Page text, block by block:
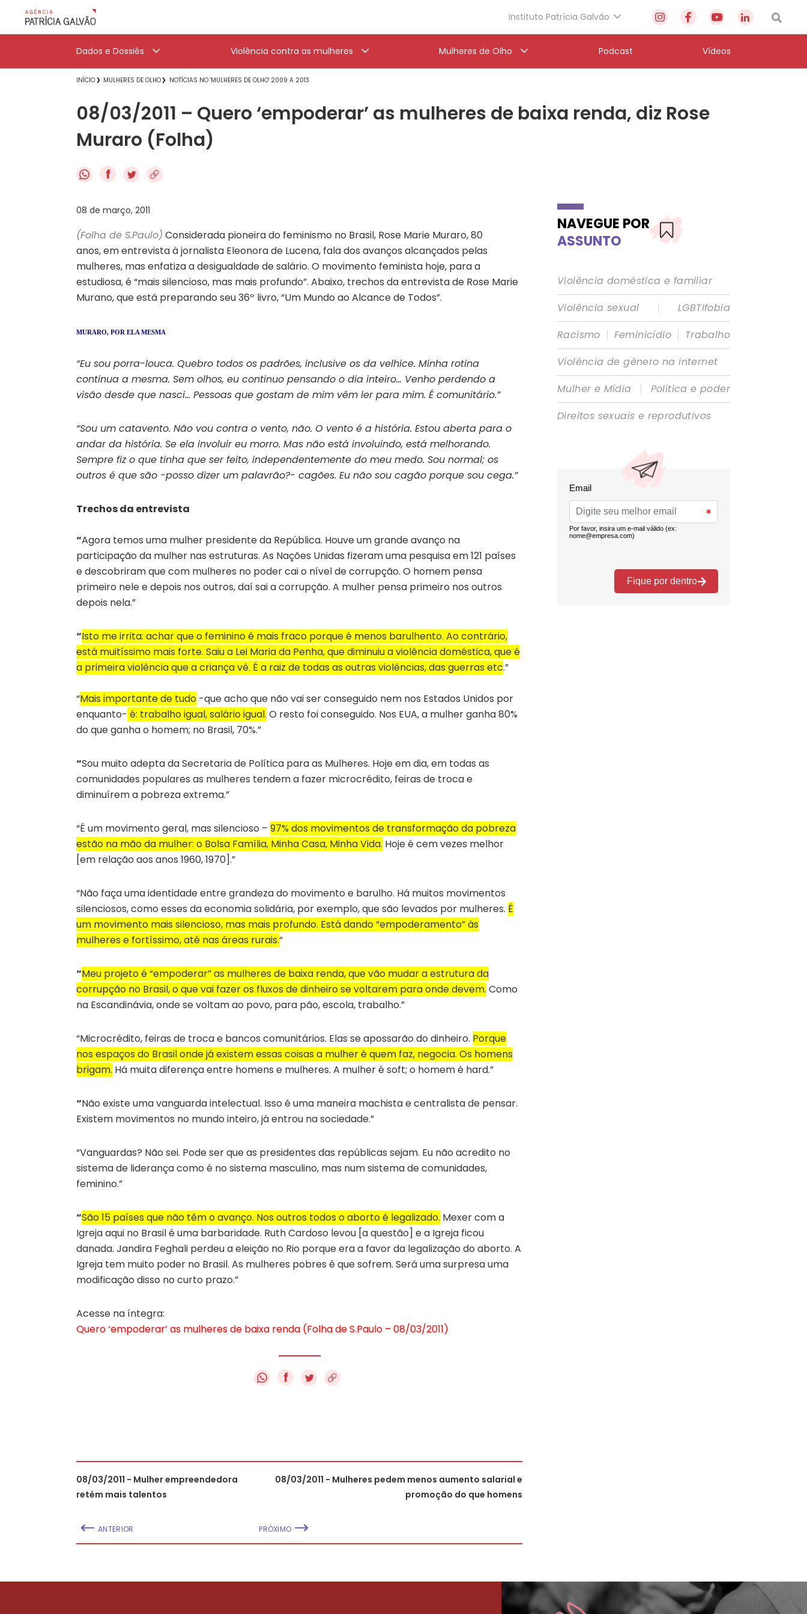
Instituto Patrícia Galvão
Dados e Dossiês Violência contra as mulheres Mulheres de Olho Podcast Vídeos
INÍCIO MULHERES DE OLHO NOTÍCIAS NO 'MULHERES DE OLHO' 2009 A 2013
08/03/2011 – Quero ‘empoderar’ as mulheres de baixa renda, diz Rose
Muraro (Folha)
f
08 de março, 2011
(Folha de S.Paulo) Considerada pioneira do feminismo no Brasil, Rose Marie Muraro, 80
anos, em entrevista à jornalista Eleonora de Lucena, fala dos avanços alcançados pelas
mulheres, mas enfatiza a desigualdade de salário. O movimento feminista hoje, para a
estudiosa, é “mais silencioso, mas mais profundo”. Abaixo, trechos da entrevista de Rose Marie
Murano, que está preparando seu 36º livro, “Um Mundo ao Alcance de Todos”.
MURARO, POR ELA MESMA
“Eu sou porra-louca. Quebro todos os padrões, inclusive os da velhice. Minha rotina
continua a mesma. Sem olhos, eu continuo pensando o dia inteiro… Venho perdendo a
visão desde que nasci… Pessoas que gostam de mim vêm ler para mim. É comunitário.”
“Sou um catavento. Não vou contra o vento, não. O vento é a história. Estou aberta para o
andar da história. Se ela involuir eu morro. Mas não está involuindo, está melhorando.
Sempre fiz o que tinha que ser feito, independentemente do meu medo. Sou normal; os
outros é que são -posso dizer um palavrão?- cagões. Eu não sou cagão porque sou cega.”
Trechos da entrevista
“Agora temos uma mulher presidente da República. Houve um grande avanço na
participação da mulher nas estruturas. As Nações Unidas fizeram uma pesquisa em 121 países
e descobriram que com mulheres no poder cai o nível de corrupção. O homem pensa
primeiro nele e depois nos outros, daí sai a corrupção. A mulher pensa primeiro nos outros
depois nela.”
“Isto me irrita: achar que o feminino é mais fraco porque é menos barulhento. Ao contrário,
está muitíssimo mais forte. Saiu a Lei Maria da Penha, que diminuiu a violência doméstica, que é
a primeira violência que a criança vê. É a raiz de todas as outras violências, das guerras etc.”
“Mais importante de tudo -que acho que não vai ser conseguido nem nos Estados Unidos por
enquanto- é: trabalho igual, salário igual. O resto foi conseguido. Nos EUA, a mulher ganha 80%
do que ganha o homem; no Brasil, 70%.”
“Sou muito adepta da Secretaria de Política para as Mulheres. Hoje em dia, em todas as
comunidades populares as mulheres tendem a fazer microcrédito, feiras de troca e
diminuírem a pobreza extrema.”
“É um movimento geral, mas silencioso – 97% dos movimentos de transformação da pobreza
estão na mão da mulher: o Bolsa Família, Minha Casa, Minha Vida. Hoje é cem vezes melhor
[em relação aos anos 1960, 1970].”
“Não faça uma identidade entre grandeza do movimento e barulho. Há muitos movimentos
silenciosos, como esses da economia solidária, por exemplo, que são levados por mulheres. É
um movimento mais silencioso, mas mais profundo. Está dando “empoderamento” às
mulheres e fortíssimo, até nas áreas rurais.“
“Meu projeto é “empoderar” as mulheres de baixa renda, que vão mudar a estrutura da
corrupção no Brasil, o que vai fazer os fluxos de dinheiro se voltarem para onde devem. Como
na Escandinávia, onde se voltam ao povo, para pão, escola, trabalho.”
“Microcrédito, feiras de troca e bancos comunitários. Elas se apossarão do dinheiro. Porque
nos espaços do Brasil onde já existem essas coisas a mulher é quem faz, negocia. Os homens
brigam. Há muita diferença entre homens e mulheres. A mulher é soft; o homem é hard.”
“Não existe uma vanguarda intelectual. Isso é uma maneira machista e centralista de pensar.
Existem movimentos no mundo inteiro, já entrou na sociedade.”
“Vanguardas? Não sei. Pode ser que as presidentes das repúblicas sejam. Eu não acredito no
sistema de liderança como é no sistema masculino, mas num sistema de comunidades,
feminino.”
“São 15 países que não têm o avanço. Nos outros todos o aborto é legalizado. Mexer com a
Igreja aqui no Brasil é uma barbaridade. Ruth Cardoso levou [a questão] e a Igreja ficou
danada. Jandira Feghali perdeu a eleição no Rio porque era a favor da legalização do aborto. A
Igreja tem muito poder no Brasil. As mulheres pobres é que sofrem. Será uma surpresa uma
modificação disso no curto prazo.”
Acesse na íntegra:
Quero ‘empoderar’ as mulheres de baixa renda (Folha de S.Paulo – 08/03/2011)
f
08/03/2011 - Mulher empreendedora
retém mais talentos
ANTERIOR
08/03/2011 - Mulheres pedem menos aumento salarial e
promoção do que homens
PRÓXIMO
NAVEGUE POR
ASSUNTO
Violência doméstica e familiar
Violência sexual
|
LGBTIfobia
Racismo | Feminicídio | Trabalho
Violência de gênero na internet
Mulher e Mídia
|
Política e poder
Direitos sexuais e reprodutivos